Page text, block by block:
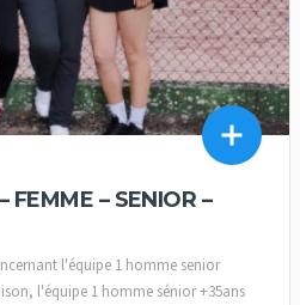
– SENIOR –
l'équipe 1 homme senior
l'équipe 1 homme sénior +35ans